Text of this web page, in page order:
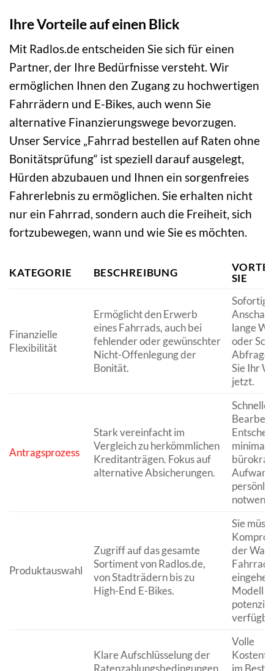
Ihre Vorteile auf einen Blick
Mit Radlos.de entscheiden Sie sich für einen
Partner, der Ihre Bedürfnisse versteht. Wir
ermöglichen Ihnen den Zugang zu hochwertigen
Fahrrädern und E-Bikes, auch wenn Sie
alternative Finanzierungswege bevorzugen.
Unser Service „Fahrrad bestellen auf Raten ohne
Bonitätsprüfung“ ist speziell darauf ausgelegt,
Hürden abzubauen und Ihnen ein sorgenfreies
Fahrerlebnis zu ermöglichen. Sie erhalten nicht
nur ein Fahrrad, sondern auch die Freiheit, sich
fortzubewegen, wann und wie Sie es möchten.
KATEGORIE BESCHREIBUNG
SIE
Finanzielle
Flexibilität
Ermöglicht den Erwerb
eines Fahrrads, auch bei
fehlender oder gewünschter
Nicht-Offenlegung der
Bonität.
Sofortige
lange
oder
Sie Ihr
jetzt.
Antragsprozess
Stark vereinfacht im
Vergleich zu herkömmlichen
Kreditanträgen. Fokus auf
alternative Absicherungen.
Schnelle
Produktauswahl
Zugriff auf das gesamte
Sortiment von Radlos.de,
von Stadträdern bis zu
High-End E-Bikes.
Sie
der
Fahrrads
Modell
Klare Aufschlüsselung der
Volle